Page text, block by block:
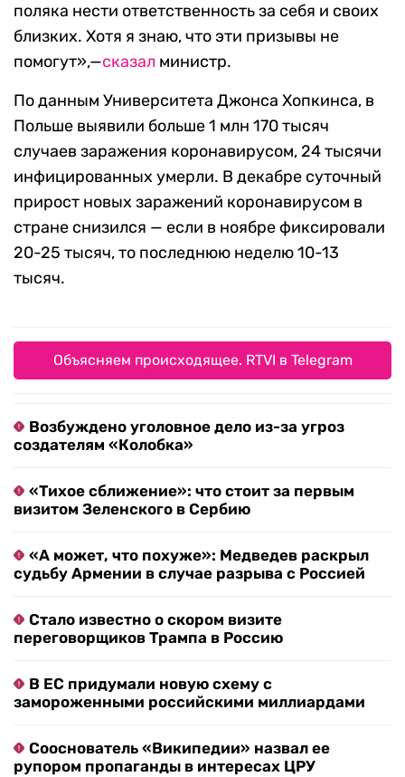
поляка нести ответственность за себя и своих
близких. Хотя я знаю, что эти призывы не
помогут»,—сказал министр.
По данным Университета Джонса Хопкинса, в
Польше выявили больше 1 млн 170 тысяч
случаев заражения коронавирусом, 24 тысячи
инфицированных умерли. В декабре суточный
прирост новых заражений коронавирусом в
стране снизился — если в ноябре фиксировали
20-25 тысяч, то последнюю неделю 10-13
тысяч.
Объясняем происходящее. RTVI в Telegram
Возбуждено уголовное дело из-за угроз
создателям «Колобка»
«Тихое сближение»: что стоит за первым
визитом Зеленского в Сербию
«А может, что похуже»: Медведев раскрыл
судьбу Армении в случае разрыва с Россией
Стало известно о скором визите
переговорщиков Трампа в Россию
В ЕС придумали новую схему с
замороженными российскими миллиардами
Сооснователь «Википедии» назвал ее
рупором пропаганды в интересах ЦРУ